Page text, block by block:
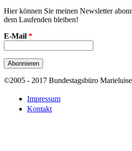
Hier können Sie meinen Newsletter
dem Laufenden bleiben!
E-Mail *
©2005 - 2017 Bundestagsbüro
Impressum
Kontakt